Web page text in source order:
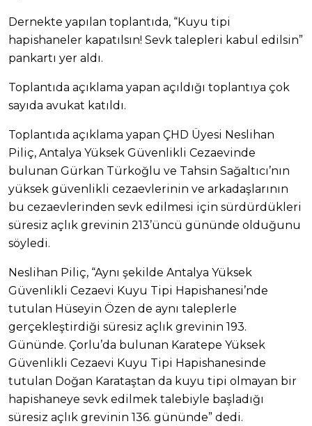
Dernekte yapılan toplantıda, “Kuyu tipi
hapishaneler kapatılsın! Sevk talepleri kabul edilsin”
pankartı yer aldı.
Toplantıda açıklama yapan açıldığı toplantıya çok
sayıda avukat katıldı.
Toplantıda açıklama yapan ÇHD Üyesi Neslihan
Piliç, Antalya Yüksek Güvenlikli Cezaevinde
bulunan Gürkan Türkoğlu ve Tahsin Sağaltıcı’nın
yüksek güvenlikli cezaevlerinin ve arkadaşlarının
bu cezaevlerinden sevk edilmesi için sürdürdükleri
süresiz açlık grevinin 213’üncü gününde olduğunu
söyledi.
Neslihan Piliç, “Aynı şekilde Antalya Yüksek
Güvenlikli Cezaevi Kuyu Tipi Hapishanesi’nde
tutulan Hüseyin Özen de aynı taleplerle
gerçekleştirdiği süresiz açlık grevinin 193.
Gününde. Çorlu’da bulunan Karatepe Yüksek
Güvenlikli Cezaevi Kuyu Tipi Hapishanesinde
tutulan Doğan Karataştan da kuyu tipi olmayan bir
hapishaneye sevk edilmek talebiyle başladığı
süresiz açlık grevinin 136. gününde” dedi.